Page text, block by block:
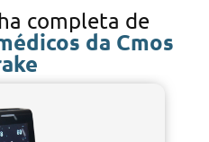
completa de
da Cmos